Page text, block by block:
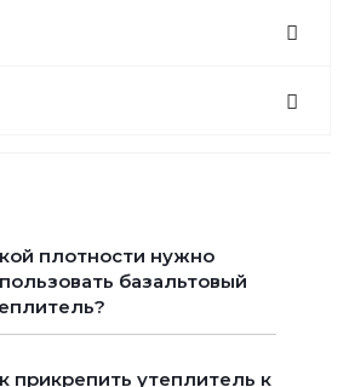
плотности нужно
базальтовый
прикрепить утеплитель к